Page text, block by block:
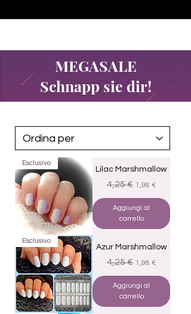
MEGASALE
Schnapp sie dir!
Esclusivo
Lilac Marshmallow
Prezzo regolare
4,25 € Prezzo scontato
1,98 €
Aggiungi al
carrello
Esclusivo
Azur Marshmallow
Prezzo regolare
4,25 € Prezzo scontato
1,98 €
Aggiungi al
carrello